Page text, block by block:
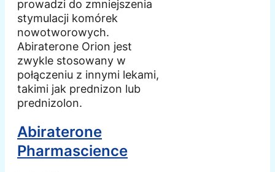
prowadzi do zmniejszenia
stymulacji komórek
nowotworowych.
Abiraterone Orion jest
zwykle stosowany w
połączeniu z innymi lekami,
takimi jak prednizon lub
prednizolon.
Abiraterone
Pharmascience